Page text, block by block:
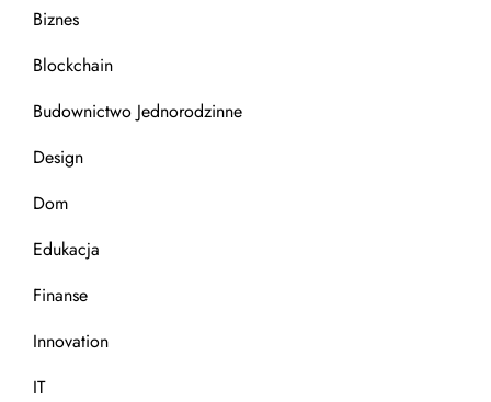
Biznes
Blockchain
Budownictwo Jednorodzinne
Design
Dom
Edukacja
Finanse
Innovation
IT